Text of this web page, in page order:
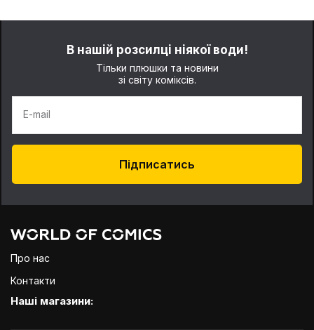
В нашій розсилці ніякої води!
Тільки плюшки та новини
зі світу коміксів.
E-mail
Підписатись
Про нас
Контакти
Наші магазини: